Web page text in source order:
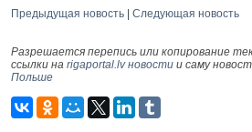
Предыдущая новость | Следующая новость
Разрешается перепись или копирование
ссылки на rigaportal.lv новости и саму
Польше